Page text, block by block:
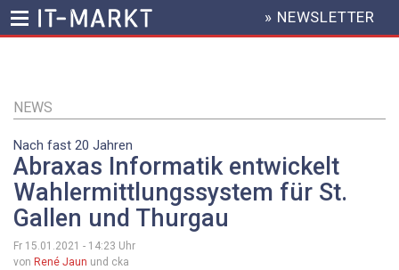
Inhalt
HEADER
MENU
» NEWSLETTER
NEWS
Nach fast 20 Jahren
Abraxas Informatik entwickelt
Wahlermittlungssystem für St.
Gallen und Thurgau
Fr 15.01.2021 - 14:23 Uhr
von René Jaun und cka